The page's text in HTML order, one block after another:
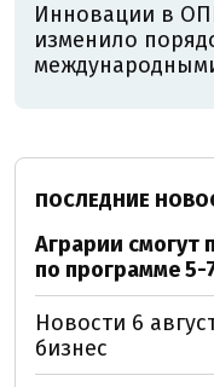
Инновации в
изменило
ПОСЛЕДНИЕ
Аграрии смогут
по программе 5-
Новости 6
бизнес